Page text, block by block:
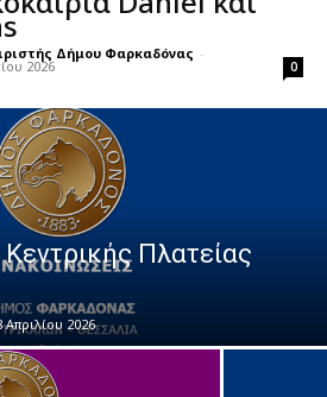
Δήμου Φαρκαδόνας -
2026 0
Πλατείας
Απριλίου 2026